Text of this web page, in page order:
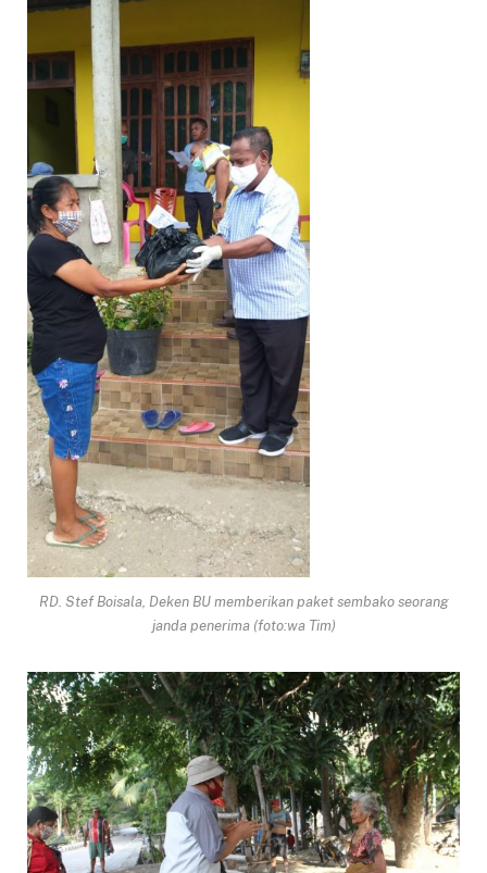
RD. Stef Boisala, Deken BU memberikan paket sembako seorang
janda penerima (foto:wa Tim)